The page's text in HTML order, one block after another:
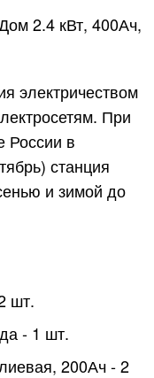
электричеством
При
России в
станция
и зимой до
шт.
‑ 1 шт.
200Ач ‑ 2